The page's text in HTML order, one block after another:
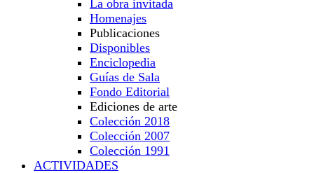
La obra invitada
Homenajes
Publicaciones
Disponibles
Enciclopedia
Guías de Sala
Fondo Editorial
Ediciones de arte
Colección 2018
Colección 2007
Colección 1991
ACTIVIDADES